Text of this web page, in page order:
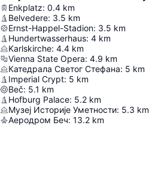
Enkplatz: 0.4 km
Belvedere: 3.5 km
Ernst-Happel-Stadion: 3.5 km
Hundertwasserhaus: 4 km
Karlskirche: 4.4 km
Vienna State Opera: 4.9 km
Катедрала Светог Стефана: 5 km
Imperial Crypt: 5 km
Beč: 5.1 km
Hofburg Palace: 5.2 km
Музеј Историје Уметности: 5.3 km
Аеродром Беч: 13.2 km